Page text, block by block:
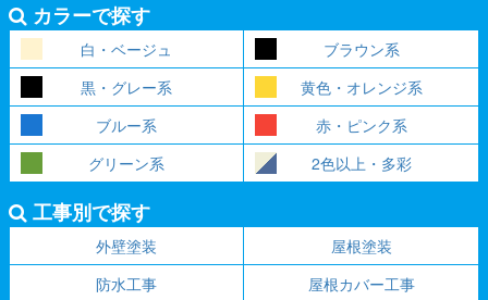
カラーで探す
白・ベージュ
ブラウン系
黒・グレー系
黄色・オレンジ系
ブルー系
赤・ピンク系
グリーン系
2色以上・多彩
工事別で探す
外壁塗装
屋根塗装
防水工事
屋根カバー工事